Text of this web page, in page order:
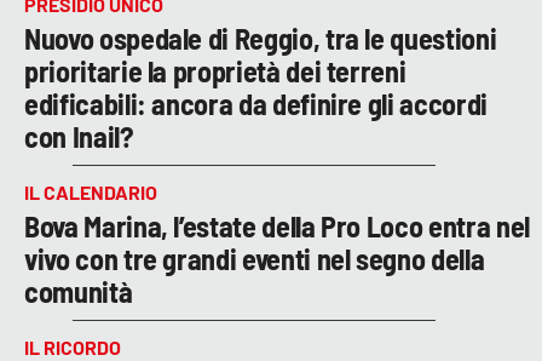
Nuovo ospedale di Reggio, tra le questioni
prioritarie la proprietà dei terreni
edificabili: ancora da definire gli accordi
con Inail?
IL CALENDARIO
Bova Marina, l’estate della Pro Loco entra nel
vivo con tre grandi eventi nel segno della
comunità
IL RICORDO